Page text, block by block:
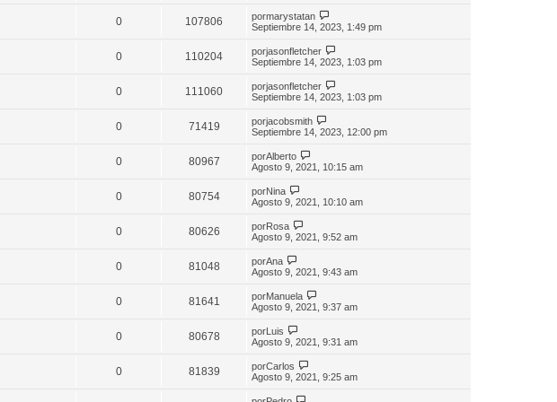
0 107806 pormarystatan
Septiembre 14, 2023, 1:49 pm
0 110204 porjasonfletcher
Septiembre 14, 2023, 1:03 pm
0 111060 porjasonfletcher
Septiembre 14, 2023, 1:03 pm
0 71419 porjacobsmith
Septiembre 14, 2023, 12:00 pm
0 80967 porAlberto
Agosto 9, 2021, 10:15 am
0 80754 porNina
Agosto 9, 2021, 10:10 am
0 80626 porRosa
Agosto 9, 2021, 9:52 am
0 81048 porAna
Agosto 9, 2021, 9:43 am
0 81641 porManuela
Agosto 9, 2021, 9:37 am
0 80678 porLuis
Agosto 9, 2021, 9:31 am
0 81839 porCarlos
Agosto 9, 2021, 9:25 am